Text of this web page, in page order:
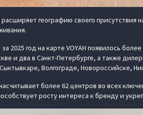
географию своего
2025 год на карте VOYAH появилось
и два в Санкт-Петербурге, а также
Волгограде, Новороссийске,
более 62 центров во всех
росту интереса к бренду и